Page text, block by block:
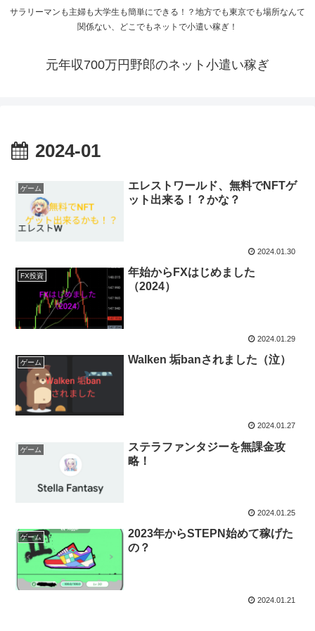
サラリーマンも主婦も大学生も簡単にできる！？地方でも東京でも場所なんて
関係ない、どこでもネットで小遣い稼ぎ！
元年収700万円野郎のネット小遣い稼ぎ
2024-01
ゲーム
エレストワールド、無料でNFTゲ
ット出来る！？かな？
2024.01.30
FX投資
年始からFXはじめました
（2024）
2024.01.29
ゲーム Walken 垢banされました（泣）
2024.01.27
ゲーム
ステラファンタジーを無課金攻
略！
2024.01.25
ゲーム
2023年からSTEPN始めて稼げた
の？
2024.01.21